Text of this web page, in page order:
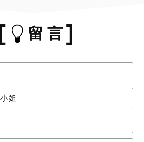
後側鐵皮屋（洗衣間）、交
誼廳、屋外廣場之廁所及2樓
十一、本件有臺灣臺北地方
衛112金重訴42字第
1139008245號函：（一）
債權比例分配。（二）至抵
留 言
小姐